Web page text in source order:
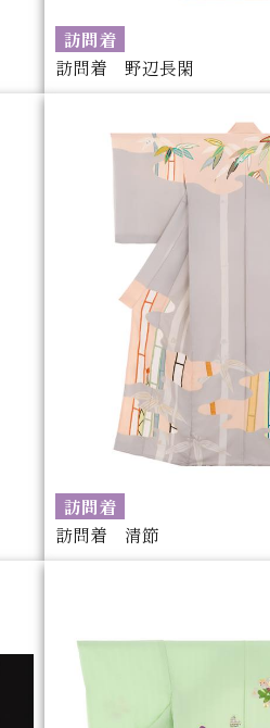
訪問着
訪問着 野辺長閑
訪問着
訪問着 清節